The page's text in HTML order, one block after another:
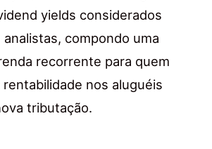
yields considerados
compondo uma
recorrente para quem
nos aluguéis
tributação.